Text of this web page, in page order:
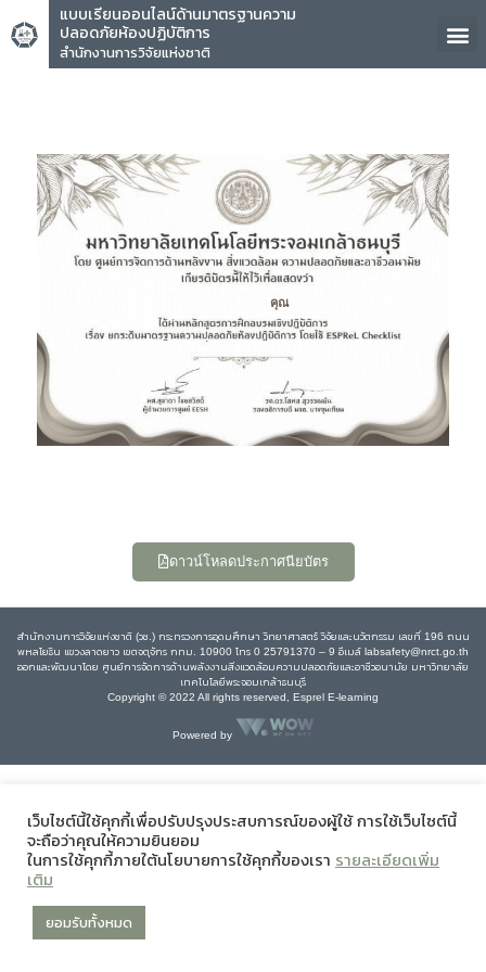
แบบเรียนออนไลน์ด้านมาตรฐานความ
ปลอดภัยห้องปฏิบัติการ
สำนักงานการวิจัยแห่งชาติ
คุณ
ดาวน์โหลดประกาศนียบัตร
สำนักงานการวิจัยแห่งชาติ (วช.) กระทรวงการอุดมศึกษา วิทยาศาสตร์ วิจัยและนวัตกรรม เลขที่ 196 ถนน
พหลโยธิน แขวงลาดยาว เขตจตุจักร กทม. 10900 โทร 0 25791370 – 9 อีเมล์ labsafety@nrct.go.th
ออกและพัฒนาโดย ศูนย์การจัดการด้านพลังงานสิ่งแวดล้อมความปลอดภัยและอาชีวอนามัย มหาวิทยาลัย
เทคโนโลยีพระจอมเกล้าธนบุรี
Copyright © 2022 All rights reserved, Esprel E-learning
Powered by
เว็บไซต์นี้ใช้คุกกี้เพื่อปรับปรุงประสบการณ์ของผู้ใช้ การใช้เว็บไซต์นี้
จะถือว่าคุณให้ความยินยอม
ในการใช้คุกกี้ภายใต้นโยบายการใช้คุกกี้ของเรา รายละเอียดเพิ่ม
เติม
ยอมรับทั้งหมด